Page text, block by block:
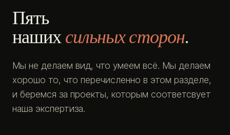
Пять
нашихсильных сторон.
Мы не делаем вид, что умеем всё. Мы делаем
хорошо то, что перечисленно в этом разделе,
и беремся за проекты, которым соответсвует
наша экспертиза.